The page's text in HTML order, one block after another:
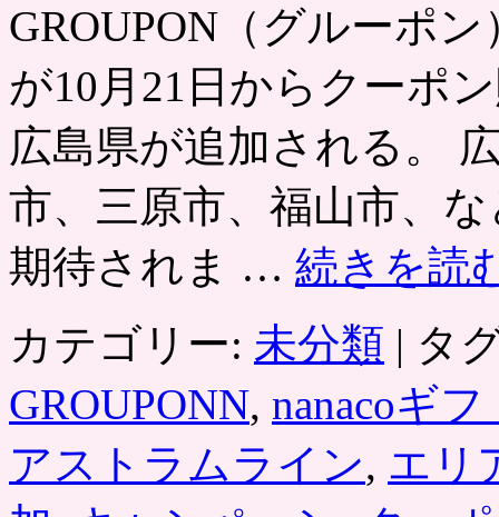
GROUPON（グルーポ
が10月21日からクーポ
広島県が追加される。
市、三原市、福山市、
期待されま … 続きを読
カテゴリー: 未分類 | タ
GROUPONN, nanacoギフ
アストラムライン, エリ